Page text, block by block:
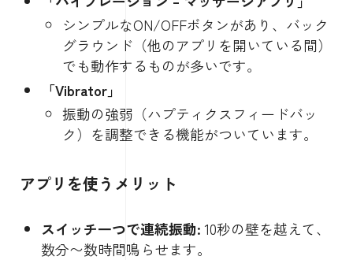
シンプルなON/OFFボタンがあり、バック
グラウンド（他のアプリを開いている間）
でも動作するものが多いです。
「Vibrator」
振動の強弱（ハプティクスフィードバッ
ク）を調整できる機能がついています。
アプリを使うメリット
スイッチ一つで連続振動: 10秒の壁を越えて、
数分〜数時間鳴らせます。